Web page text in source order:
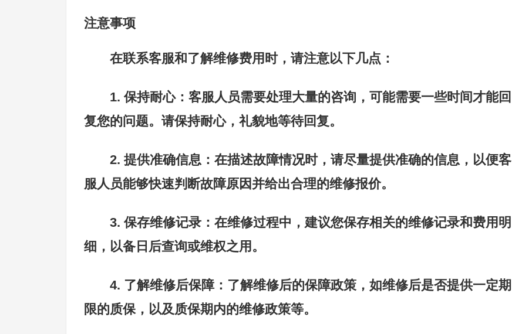
注意事项
在联系客服和了解维修费用时，请注意以下几点：
1. 保持耐心：客服人员需要处理大量的咨询，可能需要一些时间才能回
复您的问题。请保持耐心，礼貌地等待回复。
2. 提供准确信息：在描述故障情况时，请尽量提供准确的信息，以便客
服人员能够快速判断故障原因并给出合理的维修报价。
3. 保存维修记录：在维修过程中，建议您保存相关的维修记录和费用明
细，以备日后查询或维权之用。
4. 了解维修后保障：了解维修后的保障政策，如维修后是否提供一定期
限的质保，以及质保期内的维修政策等。